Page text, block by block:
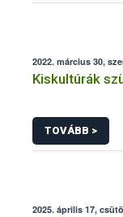
2022. március 30,
Kiskultúrák
TOVÁBB >
2025. április 17,